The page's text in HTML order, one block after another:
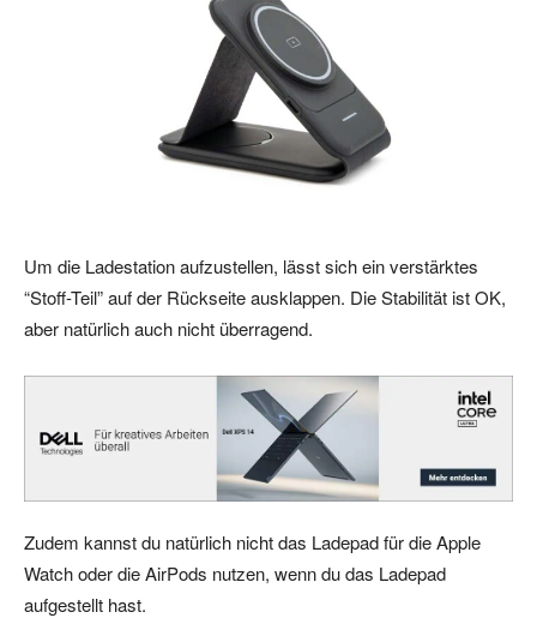
Um die Ladestation aufzustellen, lässt sich ein verstärktes
“Stoff-Teil” auf der Rückseite ausklappen. Die Stabilität ist OK,
aber natürlich auch nicht überragend.
Zudem kannst du natürlich nicht das Ladepad für die Apple
Watch oder die AirPods nutzen, wenn du das Ladepad
aufgestellt hast.